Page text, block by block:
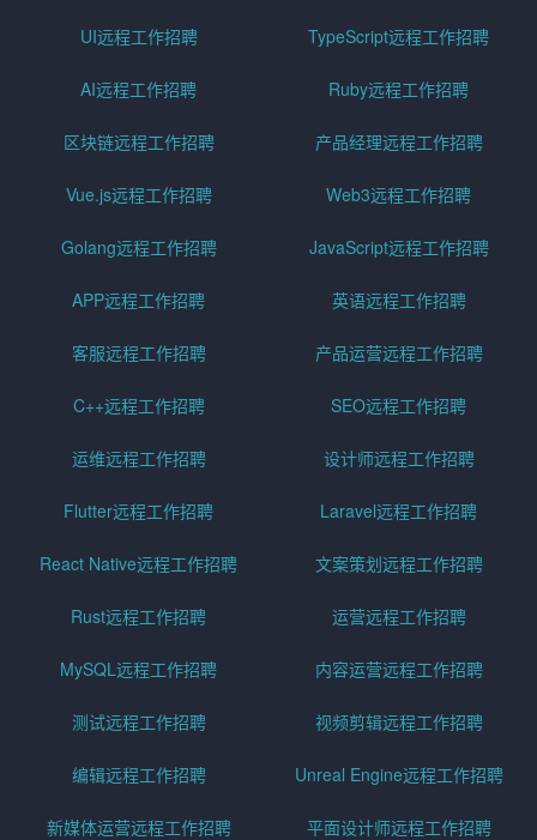
UI远程工作招聘 TypeScript远程工作招聘
AI远程工作招聘 Ruby远程工作招聘
区块链远程工作招聘 产品经理远程工作招聘
Vue.js远程工作招聘 Web3远程工作招聘
Golang远程工作招聘 JavaScript远程工作招聘
APP远程工作招聘 英语远程工作招聘
客服远程工作招聘 产品运营远程工作招聘
C++远程工作招聘 SEO远程工作招聘
运维远程工作招聘 设计师远程工作招聘
Flutter远程工作招聘 Laravel远程工作招聘
React Native远程工作招聘 文案策划远程工作招聘
Rust远程工作招聘 运营远程工作招聘
MySQL远程工作招聘 内容运营远程工作招聘
测试远程工作招聘 视频剪辑远程工作招聘
编辑远程工作招聘 Unreal Engine远程工作招聘
新媒体运营远程工作招聘 平面设计师远程工作招聘